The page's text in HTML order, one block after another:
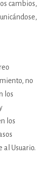
cambios,
no
los
los
al Usuario.